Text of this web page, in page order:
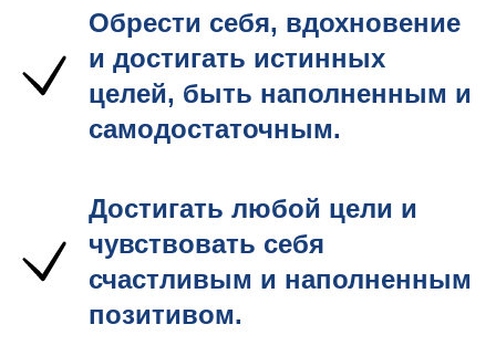
Обрести себя, вдохновение
и достигать истинных
целей, быть наполненным и
самодостаточным.
Достигать любой цели и
чувствовать себя
счастливым и наполненным
позитивом.